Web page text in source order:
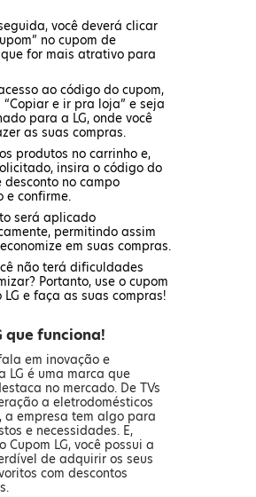
você deverá clicar
no cupom de
for mais atrativo para
ao código do cupom,
e ir pra loja” e seja
para a LG, onde você
as suas compras.
produtos no carrinho e,
insira o código do
desconto no campo
e confirme.
será aplicado
permitindo assim
em suas compras.
não terá dificuldades
Portanto, use o cupom
e faça as suas compras!
que funciona!
em inovação e
LG é uma marca que
no mercado. De TVs
a eletrodomésticos
a empresa tem algo para
e necessidades. E,
Cupom LG, você possui a
de adquirir os seus
com descontos